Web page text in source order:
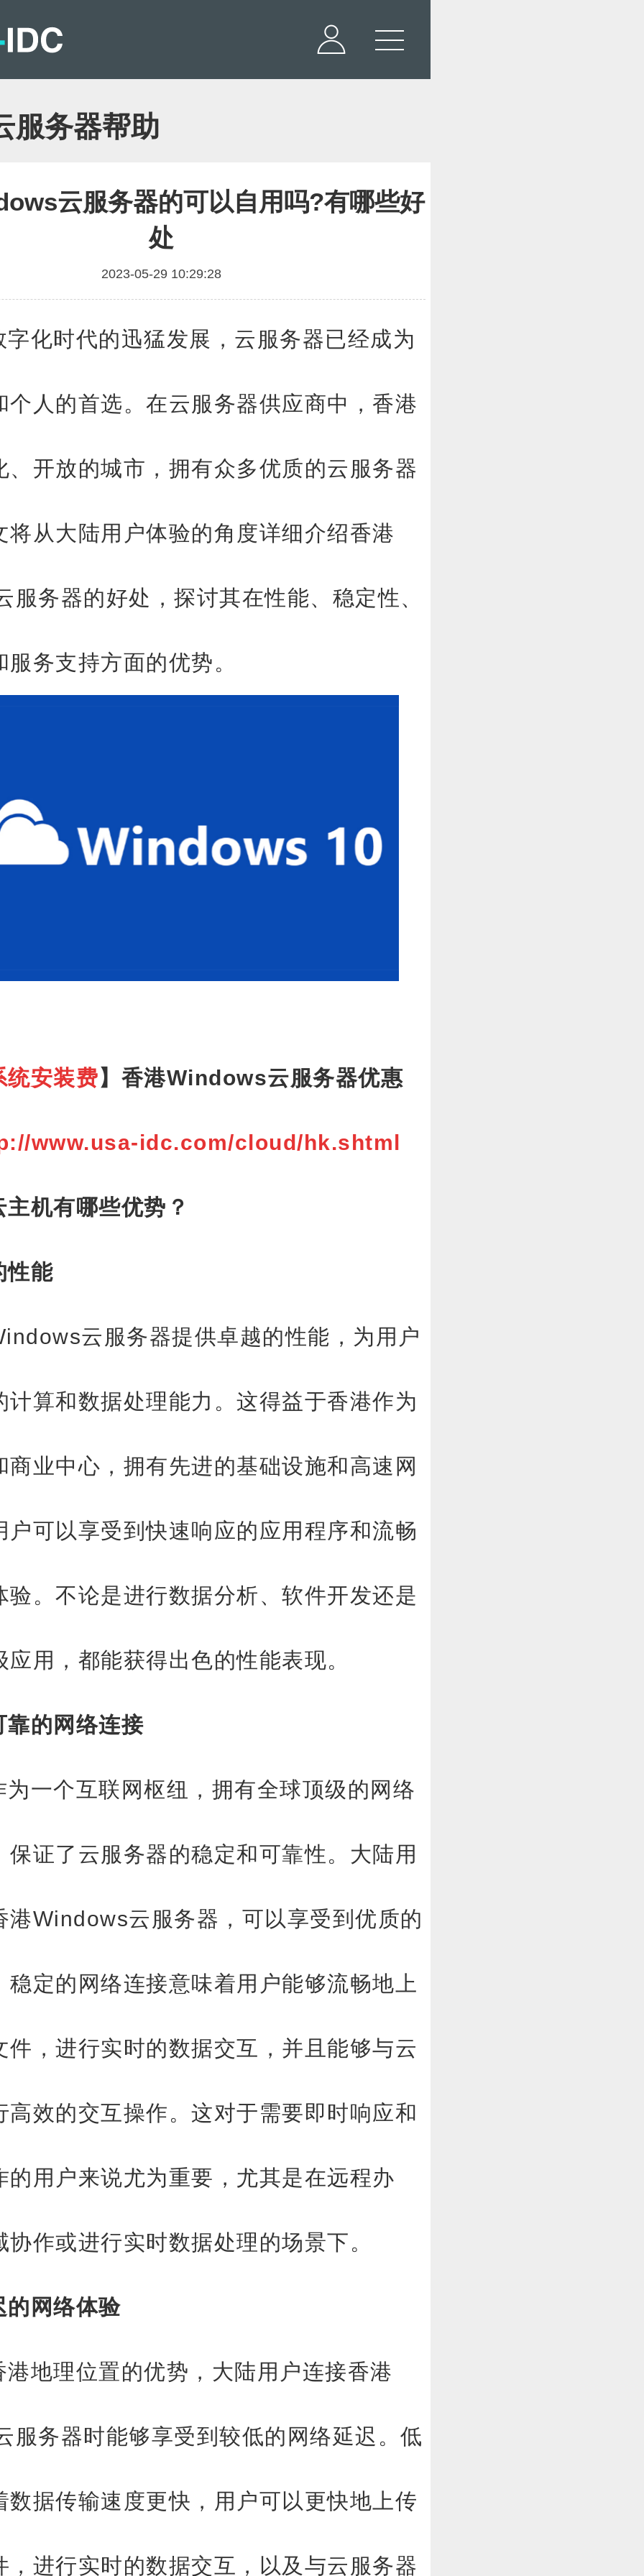
服务器帮助
云服务器的可以自用吗?有哪些好
处
2023-05-29 10:29:28
字化时代的迅猛发展，云服务器已经成为
个人的首选。在云服务器供应商中，香港
、开放的城市，拥有众多优质的云服务器
将从大陆用户体验的角度详细介绍香港
服务器的好处，探讨其在性能、稳定性、
务支持方面的优势。
统安装费】 香港Windows云服务器优惠
www.usa-idc.com/cloud/hk.shtml
主机有哪些优势？
性能
云服务器提供卓越的性能，为用户
计算和数据处理能力。这得益于香港作为
商业中心，拥有先进的基础设施和高速网
户可以享受到快速响应的应用程序和流畅
验。不论是进行数据分析、软件开发还是
应用，都能获得出色的性能表现。
靠的网络连接
为一个互联网枢纽，拥有全球顶级的网络
保证了云服务器的稳定和可靠性。大陆用
港Windows云服务器，可以享受到优质的
稳定的网络连接意味着用户能够流畅地上
件，进行实时的数据交互，并且能够与云
高效的交互操作。这对于需要即时响应和
的用户来说尤为重要，尤其是在远程办
协作或进行实时数据处理的场景下。
的网络体验
港地理位置的优势，大陆用户连接香港
服务器时能够享受到较低的网络延迟。低
数据传输速度更快，用户可以更快地上传
，进行实时的数据交互，以及与云服务器